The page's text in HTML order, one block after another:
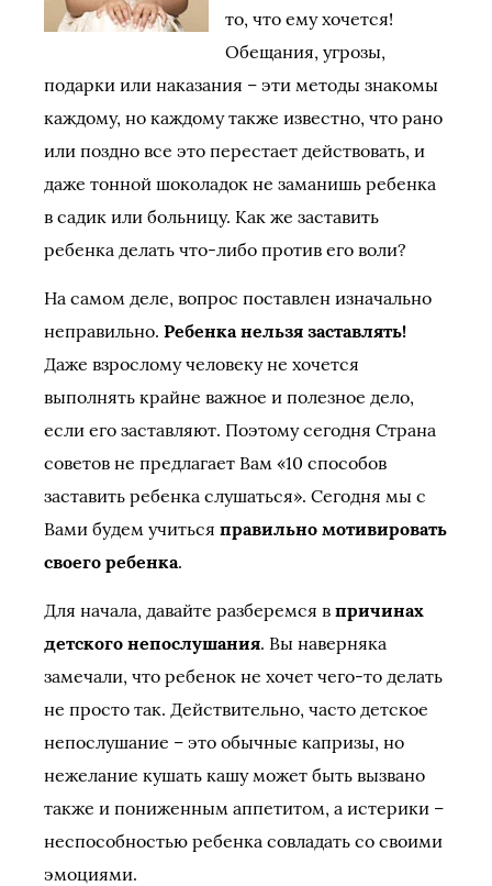
то, что ему хочется!
Обещания, угрозы,
подарки или наказания – эти методы знакомы
каждому, но каждому также известно, что рано
или поздно все это перестает действовать, и
даже тонной шоколадок не заманишь ребенка
в садик или больницу. Как же заставить
ребенка делать что-либо против его воли?
На самом деле, вопрос поставлен изначально
неправильно. Ребенка нельзя заставлять!
Даже взрослому человеку не хочется
выполнять крайне важное и полезное дело,
если его заставляют. Поэтому сегодня Страна
советов не предлагает Вам «10 способов
заставить ребенка слушаться». Сегодня мы с
Вами будем учиться правильно мотивировать
своего ребенка.
Для начала, давайте разберемся в причинах
детского непослушания. Вы наверняка
замечали, что ребенок не хочет чего-то делать
не просто так. Действительно, часто детское
непослушание – это обычные капризы, но
нежелание кушать кашу может быть вызвано
также и пониженным аппетитом, а истерики –
неспособностью ребенка совладать со своими
эмоциями.